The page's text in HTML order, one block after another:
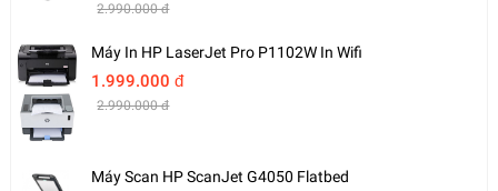
2.990.000 đ
Máy In HP LaserJet Pro P1102W In Wifi
1.999.000 đ
2.990.000 đ
Máy Scan HP ScanJet G4050 Flatbed